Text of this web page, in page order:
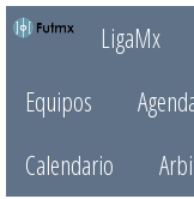
LigaMx
Equipos
Calendario